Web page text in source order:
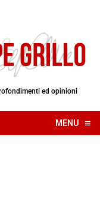
ed opinioni
MENU ≡
☰